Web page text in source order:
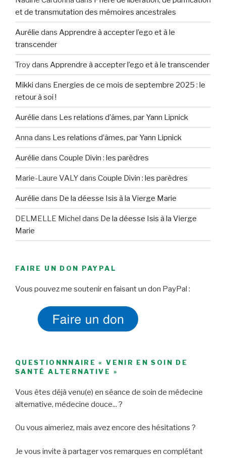
et de transmutation des mémoires ancestrales
Aurélie dans Apprendre à accepter l’ego et à le
transcender
Troydans Apprendre à accepter l’ego et à le transcender
Mikki dans Energies de ce mois de septembre 2025 : le
retour à soi !
Aurélie dans Les relations d’âmes, par Yann Lipnick
Anna dans Les relations d’âmes, par Yann Lipnick
Aurélie dans Couple Divin : les parèdres
Marie-Laure VALYdans Couple Divin : les parèdres
Aurélie dans De la déesse Isis à la Vierge Marie
DELMELLE Michel dans De la déesse Isis à la Vierge
Marie
FAIRE UN DON PAYPAL
Vous pouvez me soutenir en faisant un don PayPal :
QUESTIONNNAIRE « VENIR EN SOIN DE
SANTÉ ALTERNATIVE »
Vous êtes déjà venu(e) en séance de soin de médecine
alternative, médecine douce... ?
Ou vous aimeriez, mais avez encore des hésitations ?
Je vous invite à partager vos remarques en complétant